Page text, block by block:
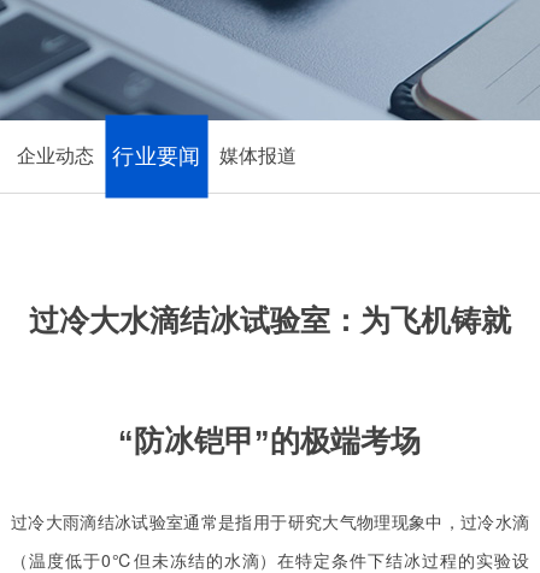
企业动态 行业要闻 媒体报道
过冷大水滴结冰试验室：为飞机铸就
“防冰铠甲”的极端考场
过冷大雨滴结冰试验室通常是指用于研究大气物理现象中，过冷水滴
（温度低于0℃但未冻结的水滴）在特定条件下结冰过程的实验设